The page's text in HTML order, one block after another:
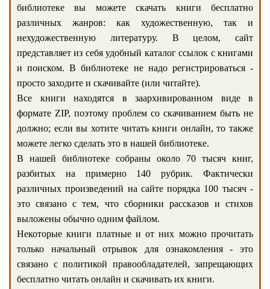
библиотеке вы можете скачать книги бесплатно
различных жанров: как художественную, так и
нехудожественную литературу. В целом, сайт
представляет из себя удобный каталог ссылок с книгами
и поиском. В библиотеке не надо регистрироваться -
просто заходите и скачивайте (или читайте).
Все книги находятся в заархивированном виде в
формате ZIP, поэтому проблем со скачиванием быть не
должно; если вы хотите читать книги онлайн, то также
можете легко сделать это в нашей библиотеке.
В нашей библиотеке собраны около 70 тысяч книг,
разбитых на примерно 140 рубрик. Фактически
различных произведений на сайте порядка 100 тысяч -
это связано с тем, что сборники рассказов и стихов
выложены обычно одним файлом.
Некоторые книги платные и от них можно прочитать
только начальный отрывок для ознакомления - это
связано с политикой правообладателей, запрещающих
бесплатно читать онлайн и скачивать их книги.